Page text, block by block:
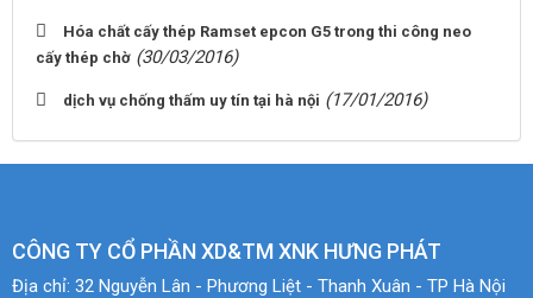
Hóa chất cấy thép Ramset epcon G5 trong thi công neo
cấy thép chờ (30/03/2016)
dịch vụ chống thấm uy tín tại hà nội (17/01/2016)
CÔNG TY CỔ PHẦN XD&TM XNK HƯNG PHÁT
Địa chỉ: 32 Nguyễn Lân - Phương Liệt - Thanh Xuân - TP Hà Nội